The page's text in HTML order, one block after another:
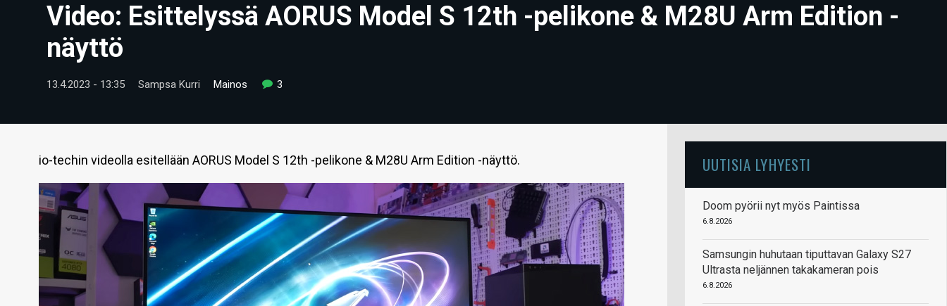
Video: Esittelyssä AORUS Model S 12th -pelikone & M28U Arm Edition -
näyttö
13.4.2023 - 13:35 Sampsa Kurri Mainos 3
io-techin videolla esitellään AORUS Model S 12th -pelikone & M28U Arm Edition -näyttö. UUTISIA LYHYESTI
Doom pyörii nyt myös Paintissa
6.8.2026
Samsungin huhutaan tiputtavan Galaxy S27
Ultrasta neljännen takakameran pois
6.8.2026